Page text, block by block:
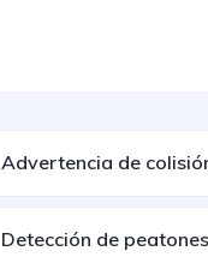
Advertencia de
Detección de peatones